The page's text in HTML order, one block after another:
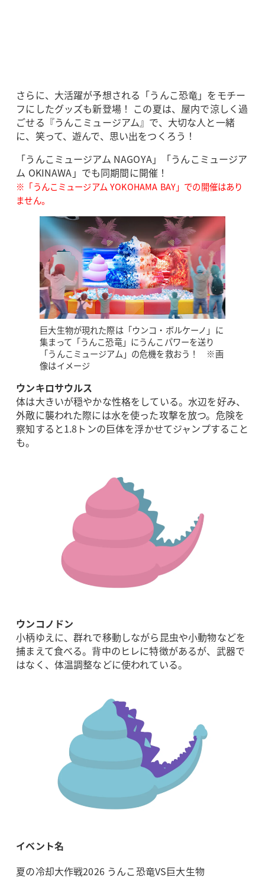
さらに、大活躍が予想される「うんこ恐竜」をモチー
フにしたグッズも新登場！ この夏は、屋内で涼しく過
ごせる『うんこミュージアム』で、大切な人と一緒
に、笑って、遊んで、思い出をつくろう！
「うんこミュージアム NAGOYA」「うんこミュージア
ム OKINAWA」でも同期間に開催！
※「うんこミュージアム YOKOHAMA BAY」での開催はあり
ません。
巨大生物が現れた際は「ウンコ・ボルケーノ」に
集まって「うんこ恐竜」にうんこパワーを送り
「うんこミュージアム」の危機を救おう！ ※画
像はイメージ
ウンキロサウルス
体は大きいが穏やかな性格をしている。水辺を好み、
外敵に襲われた際には水を使った攻撃を放つ。危険を
察知すると1.8トンの巨体を浮かせてジャンプすること
も。
ウンコノドン
小柄ゆえに、群れで移動しながら昆虫や小動物などを
捕まえて食べる。背中のヒレに特徴があるが、武器で
はなく、体温調整などに使われている。
イベント名
夏の冷却大作戦2026 うんこ恐竜VS巨大生物